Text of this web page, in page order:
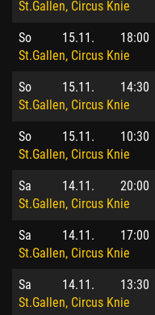
St.Gallen, Circus Knie
So 15.11.
18:00
St.Gallen, Circus Knie
So 15.11.
14:30
St.Gallen, Circus Knie
So 15.11.
10:30
St.Gallen, Circus Knie
Sa 14.11.
20:00
St.Gallen, Circus Knie
Sa 14.11.
17:00
St.Gallen, Circus Knie
Sa 14.11.
13:30
St.Gallen, Circus Knie